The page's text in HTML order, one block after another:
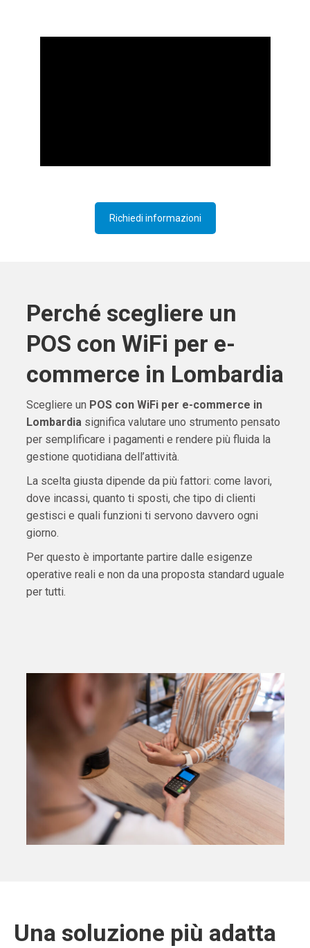
Richiedi informazioni
Perché scegliere un
POS con WiFi per e-
commerce in Lombardia
Scegliere un POS con WiFi per e-commerce in
Lombardiasignifica valutare uno strumento pensato
per semplificare i pagamenti e rendere più fluida la
gestione quotidiana dell’attività.
La scelta giusta dipende da più fattori: come lavori,
dove incassi, quanto ti sposti, che tipo di clienti
gestisci e quali funzioni ti servono davvero ogni
giorno.
Per questo è importante partire dalle esigenze
operative reali e non da una proposta standard uguale
per tutti.
Una soluzione più adatta